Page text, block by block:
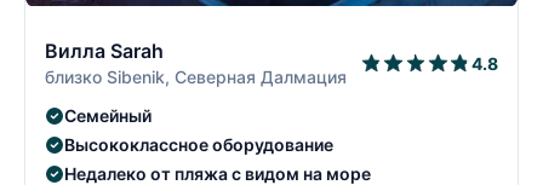
Вилла Sarah
близко Sibenik, Северная Далмация
4.8
Семейный
Высококлассное оборудование
Недалеко от пляжа с видом на море